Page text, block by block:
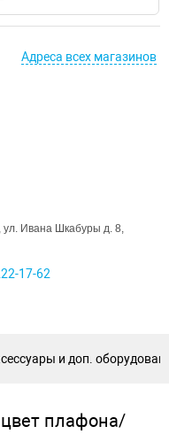
Адреса всех магазинов
ул. Ивана Шкабуры д. 8,
17-62
и доп.
плафона/